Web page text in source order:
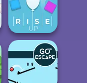
Tower Fall